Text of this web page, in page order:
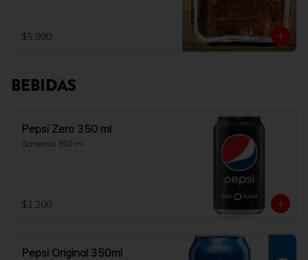
$5.990
BEBIDAS
Pepsi Zero 350 ml
Gaseosa 350 ml
$1.200
Pepsi Original 350ml